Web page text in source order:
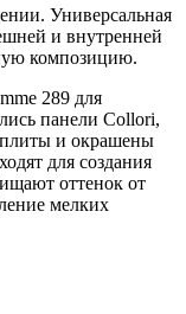
Универсальная
и внутренней
композицию.
289 для
панели Collori,
плиты и окрашены
для создания
оттенок от
мелких